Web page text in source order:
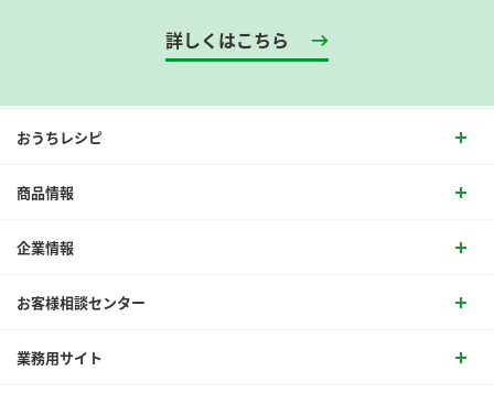
詳しくはこちら
おうちレシピ
商品情報
企業情報
お客様相談センター
業務用サイト